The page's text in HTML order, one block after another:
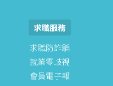
求職服務
求職防詐騙
就業零歧視
會員電子報